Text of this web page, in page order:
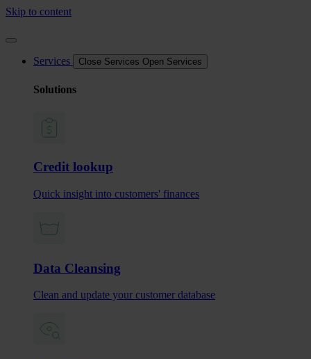
Skip to content
Services Close Services Open Services
Solutions
Credit lookup
Quick insight into customers' finances
Data Cleansing
Clean and update your customer database